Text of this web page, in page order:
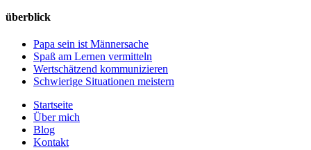
überblick
Papa sein ist Männersache
Spaß am Lernen vermitteln
Wertschätzend kommunizieren
Schwierige Situationen meistern
Startseite
Über mich
Blog
Kontakt